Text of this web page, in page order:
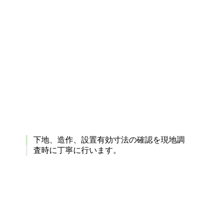
下地、造作、設置有効寸法の確認を現地調
査時に丁寧に行います。